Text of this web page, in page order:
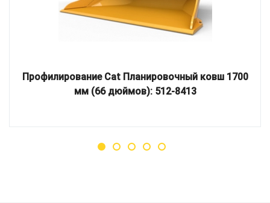
Профилирование Cat Планировочный ковш 1700
мм (66 дюймов): 512-8413